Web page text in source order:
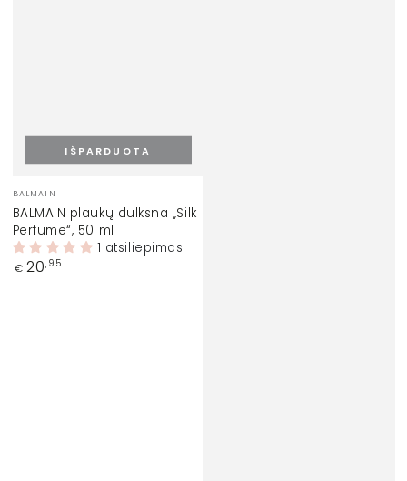
Prekinis
ženklas:
BALMAIN
BALMAIN plaukų dulksna „Silk
Perfume“, 50 ml
1 atsiliepimas
Įprasta
€ 20,95
IŠPARDUOTA